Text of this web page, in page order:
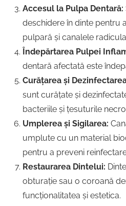
Accesul la Pulpa Dentară:
deschidere în dinte pentru
pulpară și canalele
Îndepărtarea Pulpei
dentară afectată este
Curățarea și
sunt curățate și
bacteriile și țesuturile
Umplerea și Sigilarea:
umplute cu un material
pentru a preveni
Restaurarea Dintelui:
obturație sau o coroană
funcționalitatea și estetica.